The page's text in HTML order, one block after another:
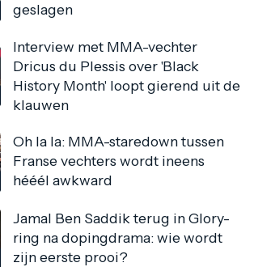
geslagen
Interview met MMA-vechter
Dricus du Plessis over 'Black
History Month' loopt gierend uit de
klauwen
Oh la la: MMA-staredown tussen
Franse vechters wordt ineens
hééél awkward
Jamal Ben Saddik terug in Glory-
ring na dopingdrama: wie wordt
zijn eerste prooi?